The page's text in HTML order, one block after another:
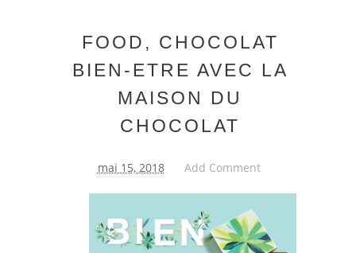
FOOD, CHOCOLAT
BIEN-ETRE AVEC LA
MAISON DU
CHOCOLAT
mai 15, 2018 Add Comment